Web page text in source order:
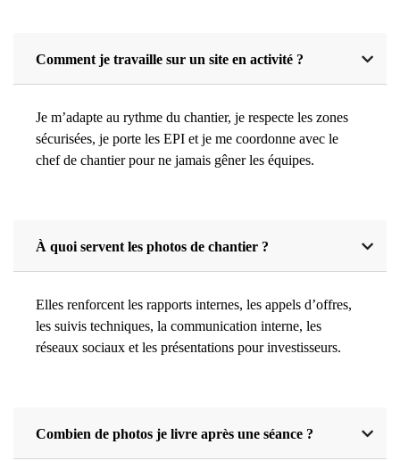
Comment je travaille sur un site en activité ?
Je m’adapte au rythme du chantier, je respecte les zones
sécurisées, je porte les EPI et je me coordonne avec le
chef de chantier pour ne jamais gêner les équipes.
À quoi servent les photos de chantier ?
Elles renforcent les rapports internes, les appels d’offres,
les suivis techniques, la communication interne, les
réseaux sociaux et les présentations pour investisseurs.
Combien de photos je livre après une séance ?